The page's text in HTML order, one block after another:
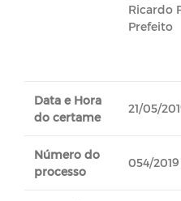
Ricardo
Prefeito
Data e Hora
do certame
21/05/
Número do
processo
054/2019